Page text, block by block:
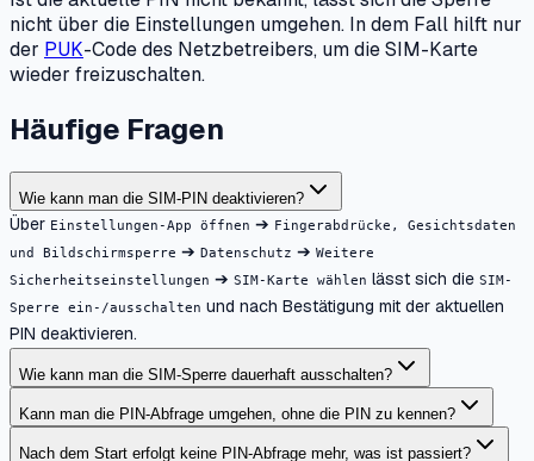
nicht über die Einstellungen umgehen. In dem Fall hilft nur
der PUK-Code des Netzbetreibers, um die SIM-Karte
wieder freizuschalten.
Häufige Fragen
Wie kann man die SIM-PIN deaktivieren?
Über Einstellungen-App öffnen ➔ Fingerabdrücke, Gesichtsdaten
und Bildschirmsperre ➔ Datenschutz ➔ Weitere
Sicherheitseinstellungen ➔ SIM-Karte wählen lässt sich die SIM-
Sperre ein-/ausschalten und nach Bestätigung mit der aktuellen
PIN deaktivieren.
Wie kann man die SIM-Sperre dauerhaft ausschalten?
Kann man die PIN-Abfrage umgehen, ohne die PIN zu kennen?
Nach dem Start erfolgt keine PIN-Abfrage mehr, was ist passiert?